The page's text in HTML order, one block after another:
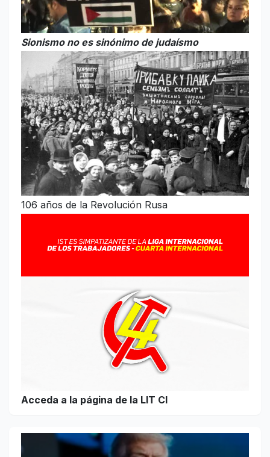
Sionismo no es sinónimo de judaísmo
106 años de la Revolución Rusa
Acceda a la página de la LIT CI